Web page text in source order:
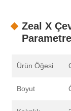
Zeal X
Ürün Öğesi
Boyut